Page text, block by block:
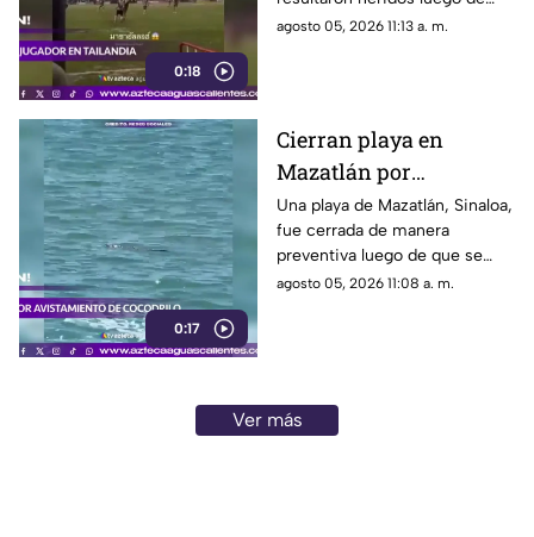
0:18
fútbol y mata a jugador
que un rayo impactara el
agosto 05, 2026 11:13 a. m.
0:17
Cierran playa en
Mazatlán por
avistamiento de
cocodrilo
Una playa de Mazatlán, Sinaloa,
fue cerrada de manera
preventiva luego de que se
reportara el avistamiento de un
agosto 05, 2026 11:08 a. m.
Ver más